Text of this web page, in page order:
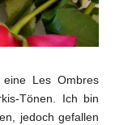
Les Ombres
Tönen. Ich bin
jedoch gefallen